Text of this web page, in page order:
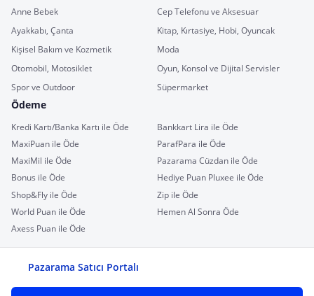
Anne Bebek
Cep Telefonu ve Aksesuar
Ayakkabı, Çanta
Kitap, Kırtasiye, Hobi, Oyuncak
Kişisel Bakım ve Kozmetik
Moda
Otomobil, Motosiklet
Oyun, Konsol ve Dijital Servisler
Spor ve Outdoor
Süpermarket
Ödeme
Kredi Kartı/Banka Kartı ile Öde
Bankkart Lira ile Öde
MaxiPuan ile Öde
ParafPara ile Öde
MaxiMil ile Öde
Pazarama Cüzdan ile Öde
Bonus ile Öde
Hediye Puan Pluxee ile Öde
Shop&Fly ile Öde
Zip ile Öde
World Puan ile Öde
Hemen Al Sonra Öde
Axess Puan ile Öde
Pazarama Satıcı Portalı